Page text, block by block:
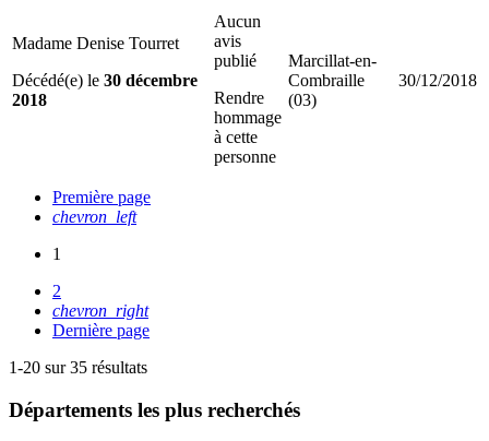
Madame Denise Tourret
Décédé(e) le 30 décembre
2018
Aucun
avis
publié
Rendre
hommage
à cette
personne
Marcillat-en-
Combraille
(03)
30/12/2018
Première page
chevron_left
1
2
chevron_right
Dernière page
1-20 sur 35 résultats
Départements les plus recherchés